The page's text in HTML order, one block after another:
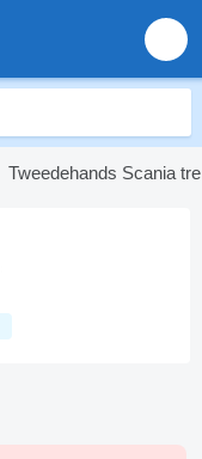
Tweedehands Scania